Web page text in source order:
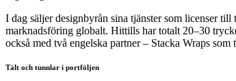
I dag säljer designbyrån sina tjänster som licenser
marknadsföring globalt. Hittills har totalt 20–30
också med två engelska partner – Stacka Wraps
Tält och tunnlar i portföljen